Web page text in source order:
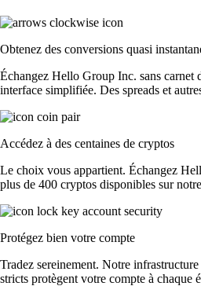
Obtenez des conversions quasi
Échangez Hello Group Inc. sans carnet
interface simplifiée. Des spreads et
Accédez à des centaines de cryptos
Le choix vous appartient. Échangez
plus de 400 cryptos disponibles sur
Protégez bien votre compte
Tradez sereinement. Notre
stricts protègent votre compte à chaque